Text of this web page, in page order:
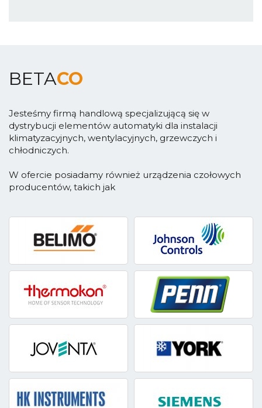
BETACO
Jesteśmy firmą handlową specjalizującą się w
dystrybucji elementów automatyki dla instalacji
klimatyzacyjnych, wentylacyjnych, grzewczych i
chłodniczych.
W ofercie posiadamy również urządzenia czołowych
producentów, takich jak